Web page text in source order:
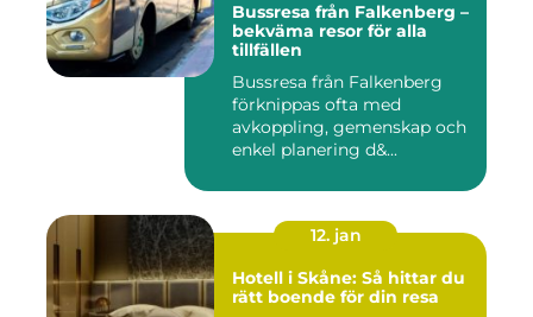
Bussresa från Falkenberg –
bekväma resor för alla
tillfällen
Bussresa från Falkenberg
förknippas ofta med
avkoppling, gemenskap och
enkel planering d&...
12. jan
Hotell i Skåne: Så hittar du
rätt boende för din resa